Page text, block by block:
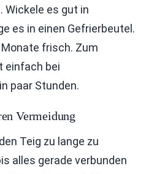
Wickele es gut in
es in einen Gefrierbeutel.
frisch. Zum
einfach bei
paar Stunden.
Vermeidung
Teig zu lange zu
alles gerade verbunden